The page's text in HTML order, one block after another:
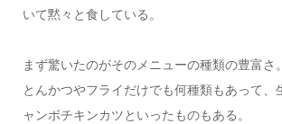
いて黙々と食している。
まず驚いたのがそのメニューの種類の豊富さ。
とんかつやフライだけでも何種類もあって、
ャンボチキンカツといったものもある。